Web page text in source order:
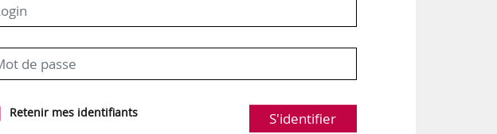
Retenir mes identifiants S'identifier